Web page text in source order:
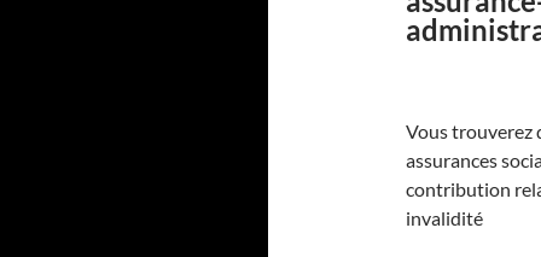
Vous trouverez
assurances
contribution
invalidité